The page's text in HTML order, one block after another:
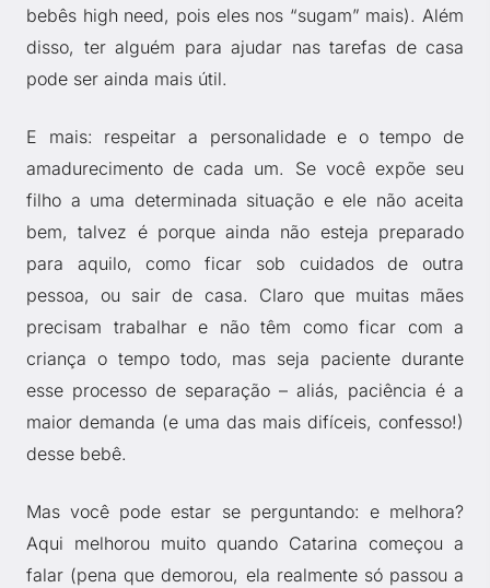
bebês high need, pois eles nos “sugam” mais). Além
disso, ter alguém para ajudar nas tarefas de casa
pode ser ainda mais útil.
E mais: respeitar a personalidade e o tempo de
amadurecimento de cada um. Se você expõe seu
filho a uma determinada situação e ele não aceita
bem, talvez é porque ainda não esteja preparado
para aquilo, como ficar sob cuidados de outra
pessoa, ou sair de casa. Claro que muitas mães
precisam trabalhar e não têm como ficar com a
criança o tempo todo, mas seja paciente durante
esse processo de separação – aliás, paciência é a
maior demanda (e uma das mais difíceis, confesso!)
desse bebê.
Mas você pode estar se perguntando: e melhora?
Aqui melhorou muito quando Catarina começou a
falar (pena que demorou, ela realmente só passou a